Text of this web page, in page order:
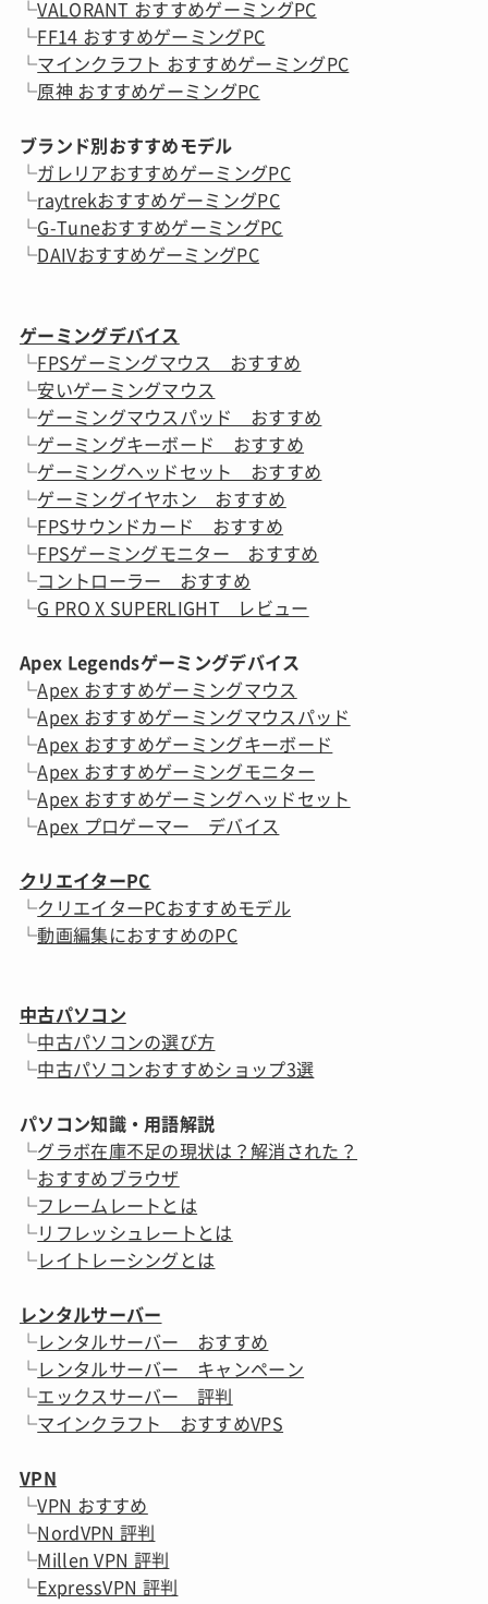
└VALORANT おすすめゲーミングPC
└FF14 おすすめゲーミングPC
└マインクラフト おすすめゲーミングPC
└原神 おすすめゲーミングPC
ブランド別おすすめモデル
└ガレリアおすすめゲーミングPC
└raytrekおすすめゲーミングPC
└G-TuneおすすめゲーミングPC
└DAIVおすすめゲーミングPC
ゲーミングデバイス
└FPSゲーミングマウス おすすめ
└安いゲーミングマウス
└ゲーミングマウスパッド おすすめ
└ゲーミングキーボード おすすめ
└ゲーミングヘッドセット おすすめ
└ゲーミングイヤホン おすすめ
└FPSサウンドカード おすすめ
└FPSゲーミングモニター おすすめ
└コントローラー おすすめ
└G PRO X SUPERLIGHT レビュー
Apex Legendsゲーミングデバイス
└Apex おすすめゲーミングマウス
└Apex おすすめゲーミングマウスパッド
└Apex おすすめゲーミングキーボード
└Apex おすすめゲーミングモニター
└Apex おすすめゲーミングヘッドセット
└Apex プロゲーマー デバイス
クリエイターPC
└クリエイターPCおすすめモデル
└動画編集におすすめのPC
中古パソコン
└中古パソコンの選び方
└中古パソコンおすすめショップ3選
パソコン知識・用語解説
└グラボ在庫不足の現状は？解消された？
└おすすめブラウザ
└フレームレートとは
└リフレッシュレートとは
└ レイトレーシングとは
レンタルサーバー
└ レンタルサーバー おすすめ
└ レンタルサーバー キャンペーン
└エックスサーバー 評判
└マインクラフト おすすめVPS
VPN
└VPN おすすめ
└NordVPN 評判
└Millen VPN 評判
└ExpressVPN 評判